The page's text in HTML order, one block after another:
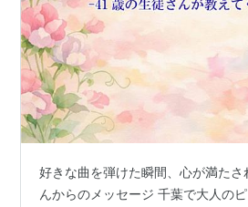
ステレオ2（1997年11月）
ドミノ（1998年12月）
Sheep（1999年11月）
ONE KNIGHT STANDS（2000
ASIN:B00005HMFW、
transition（2001年6月）
Transit Time（2002年5月）
アトリエ（2003年6月）
好きな曲を弾けた瞬間、心が満たさ
んからのメッセージ 千葉で大人の